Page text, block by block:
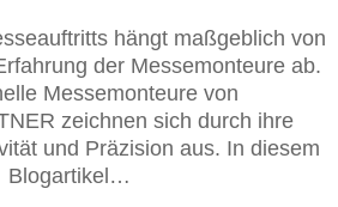
hängt maßgeblich von
der Messemonteure ab.
Messemonteure von
zeichnen sich durch ihre
und Präzision aus. In diesem
Blogartikel…